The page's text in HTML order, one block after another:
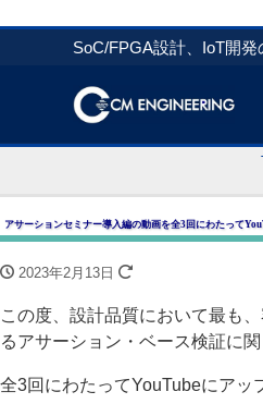
SoC/FPGA設計、IoT開
アサーションセミナー導入編の動画を全3回にわたって
2023年2月13日
この度、設計品質において最も
るアサーション・ベース検証に
全3回にわたってYouTubeにアッ